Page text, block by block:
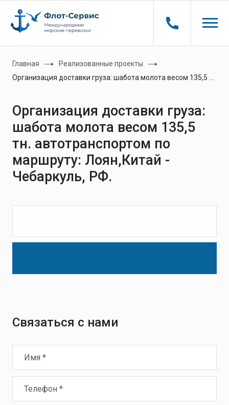
Главная
Реализованные проекты
Организация доставки груза:
шабота молота весом 135,5
тн. автотранспортом по
маршруту: Лоян,Китай -
Чебаркуль, РФ.
Связаться с нами